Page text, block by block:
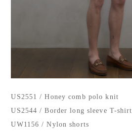
US2551 / Honey comb polo knit
US2544 / Border long sleeve T-shirt
UW1156 / Nylon shorts